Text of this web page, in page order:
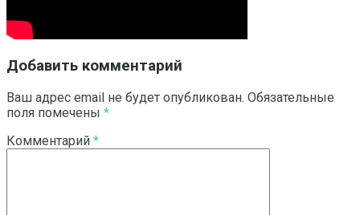
Добавить комментарий
Ваш адрес email не будет опубликован. Обязательные
поля помечены *
Комментарий *